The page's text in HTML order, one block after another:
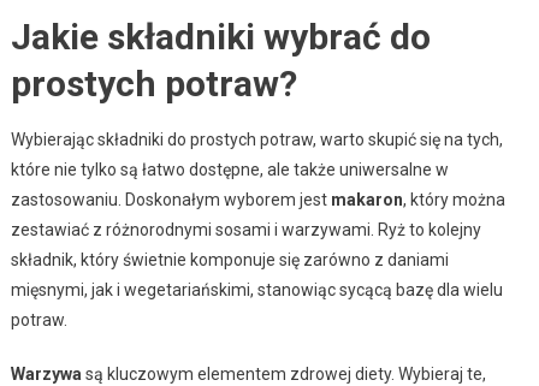
Jakie składniki wybrać do
prostych potraw?
Wybierając składniki do prostych potraw, warto skupić się na tych,
które nie tylko są łatwo dostępne, ale także uniwersalne w
zastosowaniu. Doskonałym wyborem jest makaron, który można
zestawiać z różnorodnymi sosami i warzywami. Ryż to kolejny
składnik, który świetnie komponuje się zarówno z daniami
mięsnymi, jak i wegetariańskimi, stanowiąc sycącą bazę dla wielu
potraw.
Warzywa są kluczowym elementem zdrowej diety. Wybieraj te,